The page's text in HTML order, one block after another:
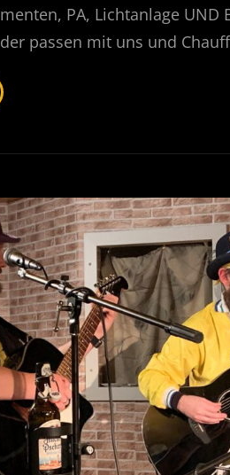
PA, Lichtanlage UND
passen mit uns und